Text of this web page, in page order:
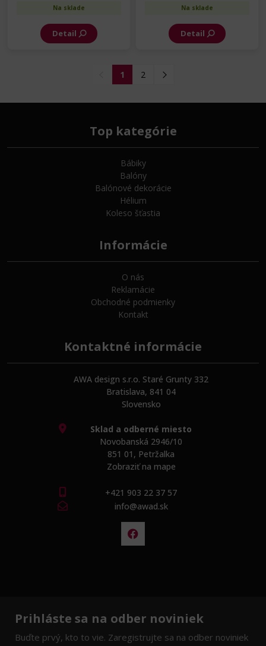
Na sklade
Detail
Na sklade
Detail
1 2
Top kategórie
Bábiky
Balóny
Balónové dekorácie
Hélium
Koleso šťastia
Informácie
O nás
Reklamácie
Obchodné podmienky
Kontakt
Kontaktné informácie
AWA design s.r.o. Staré Grunty 332
Bratislava, 841 04
Slovensko
Sklad a odberné miesto
Novobanská 2946/10
851 01, Petržalka
Zobraziť na mape
+421 903 22 37 57
info@awad.sk
Prihláste sa na odber noviniek
Buďte prvý, kto to vie. Zaregistrujte sa na odber noviniek